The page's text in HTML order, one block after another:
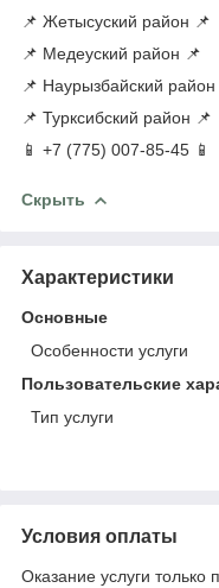
📌 Жетысуский район 📌
📌 Медеуский район 📌
📌 Наурызбайский район
📌 Турксибский район 📌
📱 +7 (775) 007-85-45 📱
Скрыть
Характеристики
Основные
Особенности услуги
Пользовательские
Тип услуги
Условия оплаты
Оказание услуги только